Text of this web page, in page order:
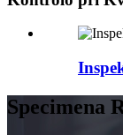
Specimena